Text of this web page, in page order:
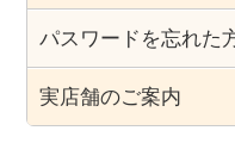
パスワードを忘れた
実店舗のご案内